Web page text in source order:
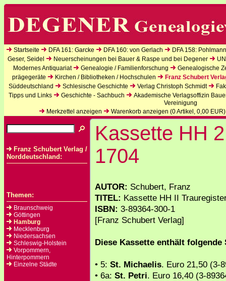
Startseite DFA 161: Garcke DFA 160: von Gerlach
DFA 158:
Geser, Seidel
Neuerscheinungen bei Bauer & Raspe und bei Degener
Modernes Antiquariat
Genealogie / Familienforschung
Genealogische
prägegeräte
Kirchen / Bibliotheken / Hochschulen
Franz Schubert
Süddeutschland
Schlesische Geschichte Verlag Christoph Schmidt
Tipps und Links
Geschichte - Sachbuch
Akademische Verlagsoffizin
Vereinigung
Merkzettel anzeigen
Warenkorb anzeigen (0Artikel, 0,00 EUR)
Franz Schubert Verlag /
Norddeutschland:
Themen:
Braunschweig
Göttingen
Hamburg
Mecklenburg
Niedersachsen
Schleswig-Holstein
Vorpommern,
Hinterpommern
Einzelne Städte
Kassette HH
1704
AUTOR: Schubert, Franz
TITEL: Kassette HH II
ISBN: 3-89364-300-1
[Franz Schubert Verlag]
Diese Kassette enthält folgende
• 5: St. Michaelis. Euro 21,50 (3-
• 6a: St. Petri. Euro 16,40 (3-